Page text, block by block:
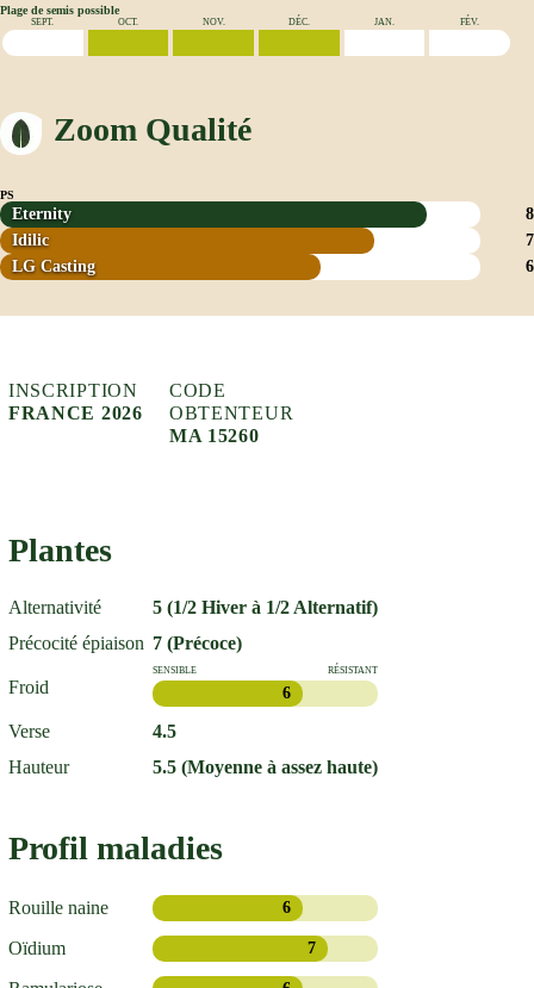
Plage de semis possible
SEPT. OCT. NOV. DÉC. JAN. FÉV.
Zoom Qualité
PS
Eternity
8
Idilic
7
LG Casting
6
INSCRIPTION
FRANCE 2026
CODE
OBTENTEUR
MA 15260
Plantes
Alternativité
5 (1/2 Hiver à 1/2 Alternatif)
Précocité épiaison 7 (Précoce)
Froid
SENSIBLE RÉSISTANT
6
Verse
4.5
Hauteur
5.5 (Moyenne à assez haute)
Profil maladies
Rouille naine 6
Oïdium 7